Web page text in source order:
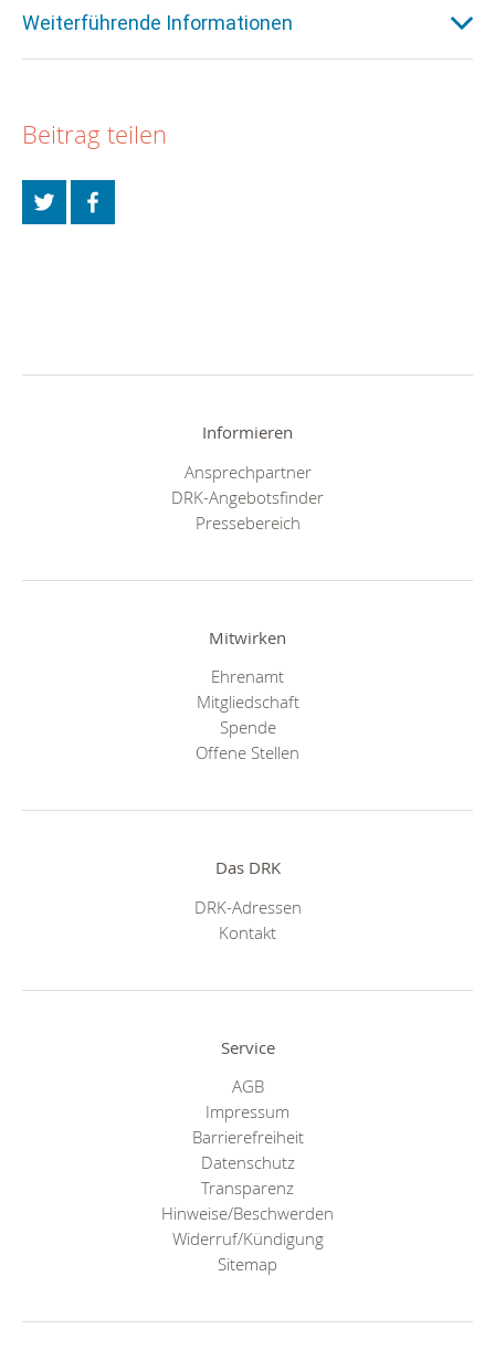
Weiterführende Informationen
Beitrag teilen
Informieren
Ansprechpartner
DRK-Angebotsfinder
Pressebereich
Mitwirken
Ehrenamt
Mitgliedschaft
Spende
Offene Stellen
Das DRK
DRK-Adressen
Kontakt
Service
AGB
Impressum
Barrierefreiheit
Datenschutz
Transparenz
Hinweise/Beschwerden
Widerruf/Kündigung
Sitemap